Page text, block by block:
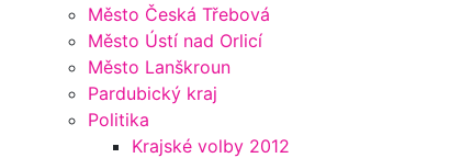
Město Česká Třebová
Město Ústí nad Orlicí
Město Lanškroun
Pardubický kraj
Politika
Krajské volby 2012